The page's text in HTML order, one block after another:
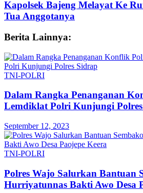
Kapolsek Bajeng Melayat Ke
Tua Anggotanya
Berita Lainnya:
TNI-POLRI
Dalam Rangka Penanganan
Lemdiklat Polri Kunjungi
September 12, 2023
TNI-POLRI
Polres Wajo Salurkan Bantuan
Hurriyatunnas Bakti Awo Desa